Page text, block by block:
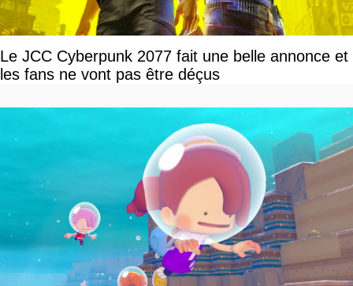
Le JCC Cyberpunk 2077 fait une belle annonce et
les fans ne vont pas être déçus